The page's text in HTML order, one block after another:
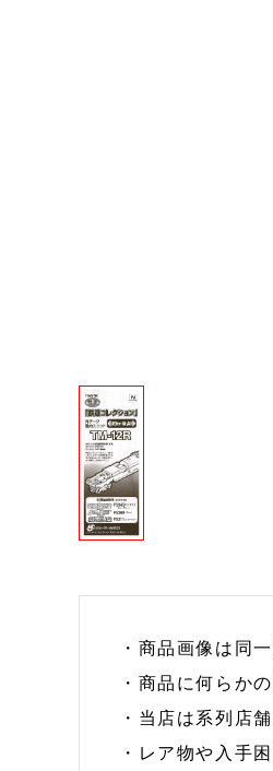
・商品画像は同
・商品に何らか
・当店は系列店
・レア物や入手